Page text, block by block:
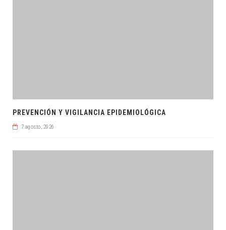
PREVENCIÓN Y VIGILANCIA EPIDEMIOLÓGICA
7 agosto, 2026